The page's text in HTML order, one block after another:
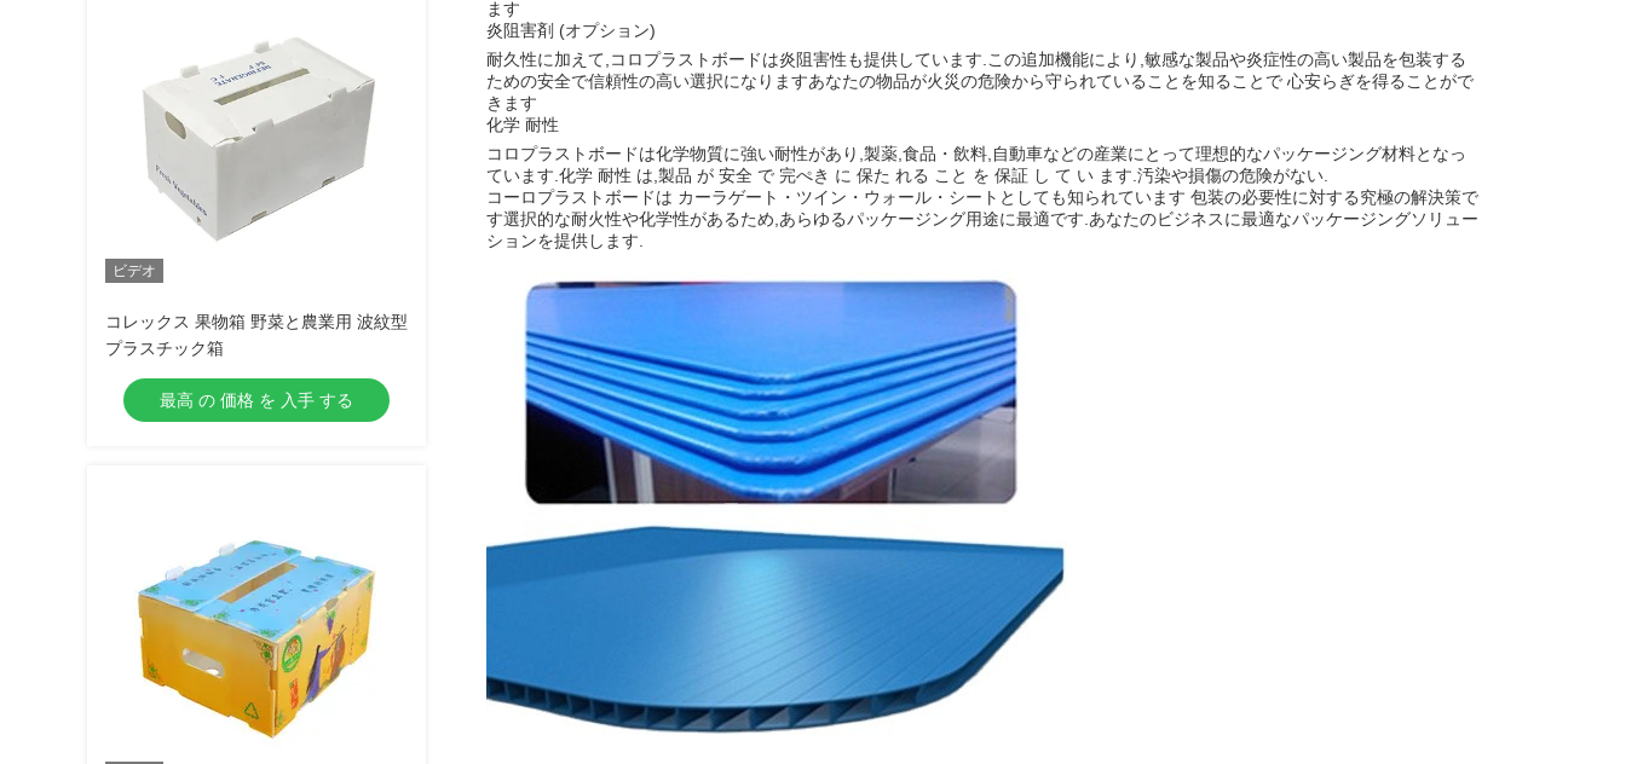
ビデオ
コレックス 果物箱 野菜と農業用 波紋型
プラスチック箱
最高 の 価格 を 入手 する
ます
炎阻害剤 (オプション)
耐久性に加えて,コロプラストボードは炎阻害性も提供しています.この追加機能により,敏感な製品や炎症性の高い製品を包装する
ための安全で信頼性の高い選択になりますあなたの物品が火災の危険から守られていることを知ることで 心安らぎを得ることがで
きます
化学 耐性
コロプラストボードは化学物質に強い耐性があり,製薬,食品・飲料,自動車などの産業にとって理想的なパッケージング材料となっ
ています.化学 耐性 は,製品 が 安全 で 完ぺき に 保た れる こと を 保証 し て い ます.汚染や損傷の危険がない.
コーロプラストボードは カーラゲート・ツイン・ウォール・シートとしても知られています 包装の必要性に対する究極の解決策で
す選択的な耐火性や化学性があるため,あらゆるパッケージング用途に最適です.あなたのビジネスに最適なパッケージングソリュー
ションを提供します.